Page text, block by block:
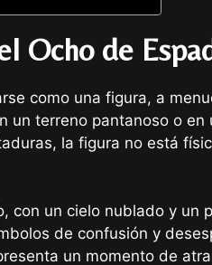
Ocho de
como una figura, a
un terreno pantanoso o
la figura no está
con un cielo nublado y un
de confusión y
un momento de